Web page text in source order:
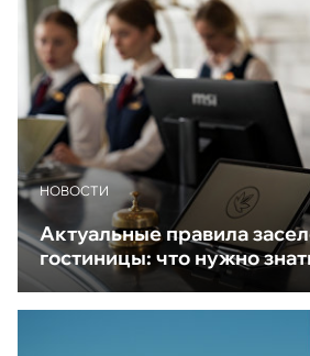
НОВОСТИ
Актуальные правила
гостиницы: что нужно